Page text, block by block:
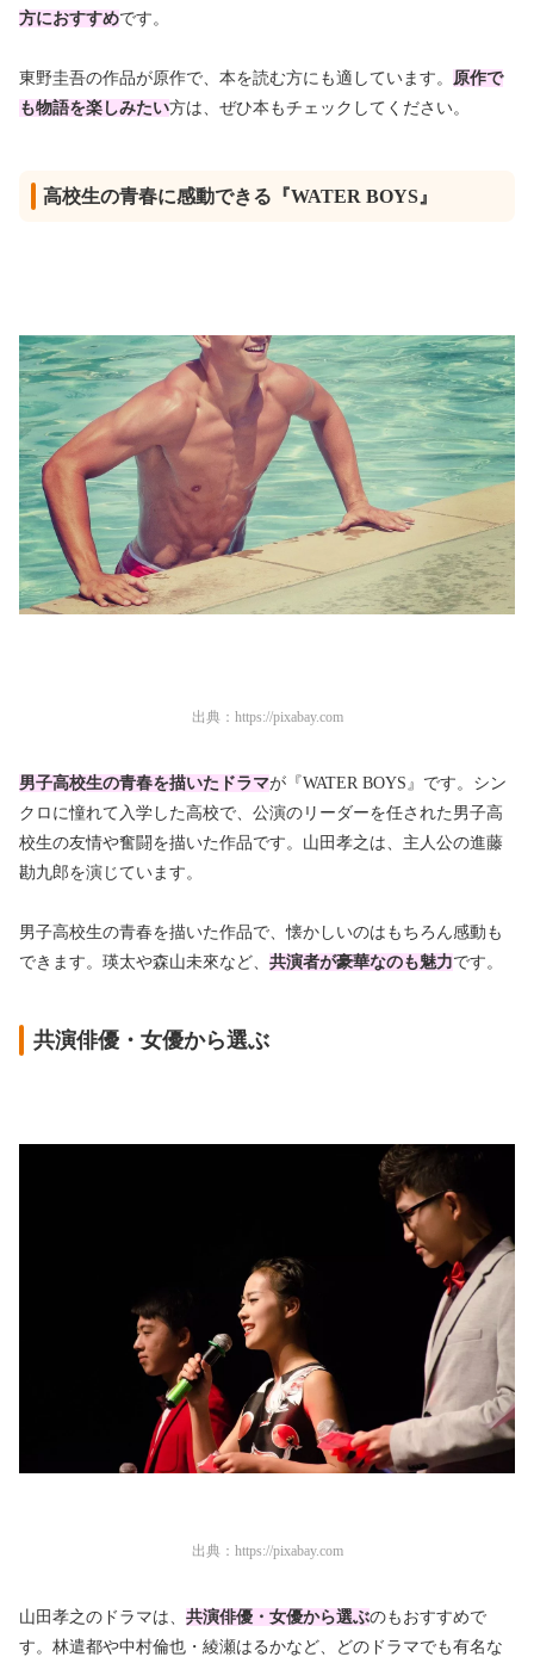
方におすすめです。
東野圭吾の作品が原作で、本を読む方にも適しています。 原作で
も物語を楽しみたい方は、ぜひ本もチェックしてください。
高校生の青春に感動できる『WATER BOYS』
出典： https://pixabay.com
男子高校生の青春を描いたドラマが『WATER BOYS』です。シン
クロに憧れて入学した高校で、公演のリーダーを任された男子高
校生の友情や奮闘を描いた作品です。山田孝之は、主人公の進藤
勘九郎を演じています。
男子高校生の青春を描いた作品で、懐かしいのはもちろん感動も
できます。瑛太や森山未來など、 共演者が豪華なのも魅力です。
共演俳優・女優から選ぶ
出典： https://pixabay.com
山田孝之のドラマは、 共演俳優・女優から選ぶのもおすすめで
す。林遣都や中村倫也・綾瀬はるかなど、どのドラマでも有名な